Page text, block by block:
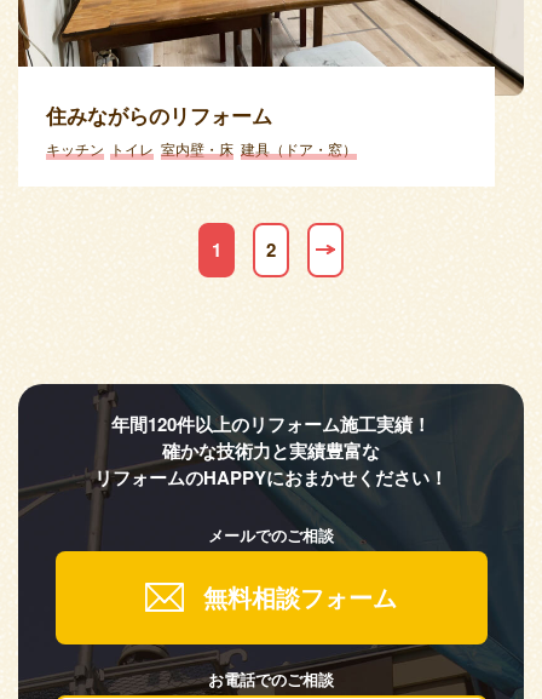
住みながらのリフォーム
キッチン トイレ 室内壁・床 建具（ドア・窓）
1 2
年間120件以上のリフォーム施工実績！
確かな技術力と実績豊富な
リフォームのHAPPYにおまかせください！
メールでのご相談
無料相談フォーム
お電話でのご相談